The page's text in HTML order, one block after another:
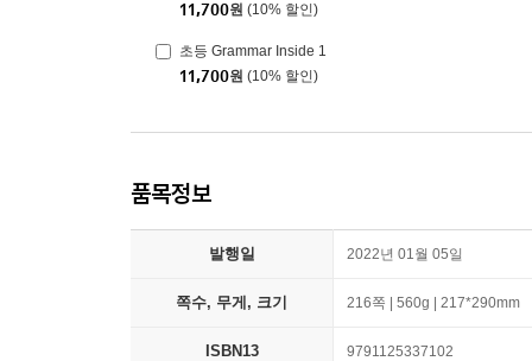
11,700원 (10% 할인)
초등 Grammar Inside 1
11,700원 (10% 할인)
품목정보
발행일 2022년 01월 05일
쪽수, 무게, 크기 216쪽 | 560g | 217*290mm
ISBN13 9791125337102